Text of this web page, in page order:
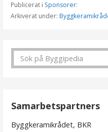
Publicerat i Sponsorer:
Arkiverat under:
Samarbetspartners
Byggkeramikrådet, BKR